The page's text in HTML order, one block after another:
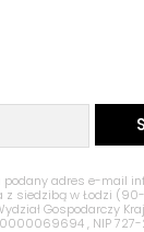
adres e-mail
z siedzibą w Łodzi
Gospodarczy
, NIP